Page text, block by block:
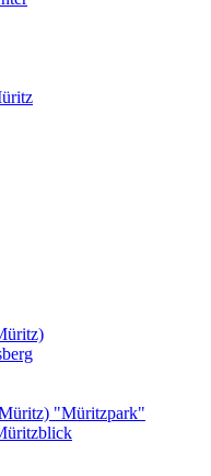
"Müritzpark"